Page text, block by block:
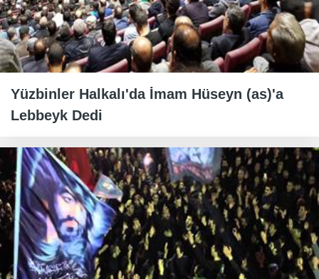
Yüzbinler Halkalı'da İmam Hüseyn (as)'a
Lebbeyk Dedi